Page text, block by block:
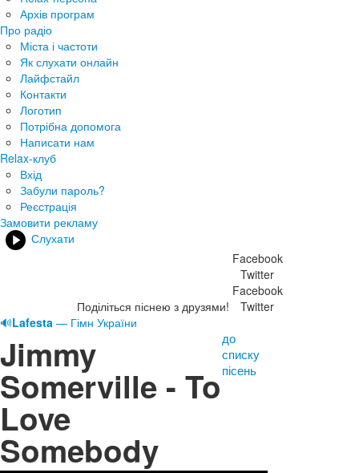
Архів програм
Про радіо
Міста і частоти
Як слухати онлайн
Лайфстайл
Контакти
Логотип
Потрібна допомога
Написати нам
Relax-клуб
Вхід
Забули пароль?
Реєстрація
Замовити рекламу
Слухати
Поділіться піснею з друзями!
Facebook
Twitter
Facebook
Twitter
🔊Lafesta — Гімн України
Jimmy
Somerville - To
Love
Somebody
до
списку
пісень